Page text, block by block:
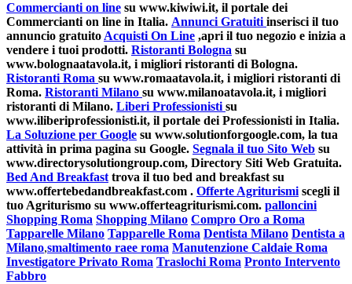
Commercianti on line su www.kiwiwi.it, il portale dei
Commercianti on line in Italia. Annunci Gratuitiinserisci il tuo
annuncio gratuitoAcquisti On Line ,apri il tuo negozio e inizia a
vendere i tuoi prodotti. Ristoranti Bologna su
www.bolognaatavola.it, i migliori ristoranti di Bologna.
Ristoranti Roma su www.romaatavola.it, i migliori ristoranti di
Roma. Ristoranti Milano su www.milanoatavola.it, i migliori
ristoranti di Milano. Liberi Professionistisu
www.iliberiprofessionisti.it, il portale dei Professionisti in Italia.
La Soluzione per Google su www.solutionforgoogle.com, la tua
attività in prima pagina su Google. Segnala il tuo Sito Web su
www.directorysolutiongroup.com, Directory Siti Web Gratuita.
Bed And Breakfasttrova il tuo bed and breakfast su
www.offertebedandbreakfast.com . Offerte Agriturismiscegli il
tuo Agriturismo su www.offerteagriturismi.com. palloncini
Shopping Roma Shopping Milano Compro Oro a Roma
Tapparelle Milano Tapparelle Roma Dentista Milano Dentista a
Milano,smaltimento raee roma Manutenzione Caldaie Roma
Investigatore Privato Roma Traslochi Roma Pronto Intervento
Fabbro